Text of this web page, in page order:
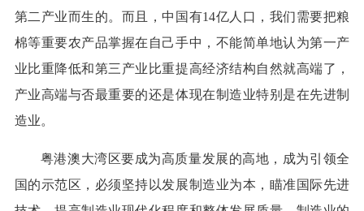
第二产业而生的。而且，中国有14亿人口，我们需要把粮
棉等重要农产品掌握在自己手中，不能简单地认为第一产
业比重降低和第三产业比重提高经济结构自然就高端了，
产业高端与否最重要的还是体现在制造业特别是在先进制
造业。
粤港澳大湾区要成为高质量发展的高地，成为引领全
国的示范区，必须坚持以发展制造业为本，瞄准国际先进